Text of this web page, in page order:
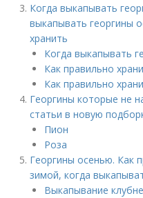
Когда выкапывать
выкапывать георгины
хранить
Когда выкапывать
Как правильно
Как правильно
Георгины которые не
статьи в новую
Пион
Роза
Георгины осенью. Как
зимой, когда
Выкапывание